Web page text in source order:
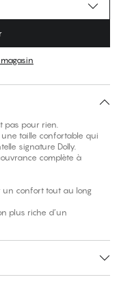
pas pour rien.
taille confortable qui
signature Dolly.
complète à
confort tout au long
plus riche d’un